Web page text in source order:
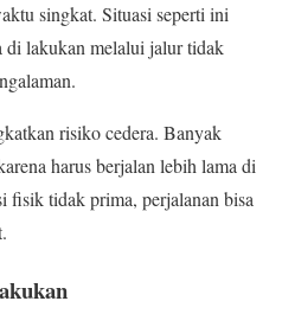
singkat. Situasi seperti ini
di lakukan melalui jalur tidak
risiko cedera. Banyak
harus berjalan lebih lama di
fisik tidak prima, perjalanan bisa